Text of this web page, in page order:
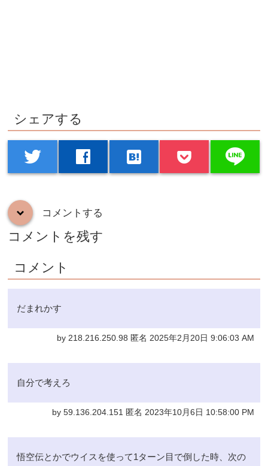
シェアする
twitter facebook hatenabookmark line
down コメントする
コメントを残す
コメント
だまれかす
by 218.216.250.98 匿名 2025年2月20日 9:06:03 AM
自分で考えろ
by 59.136.204.151 匿名 2023年10月6日 10:58:00 PM
悟空伝とかでウイスを使って1ターン目で倒した時、次の